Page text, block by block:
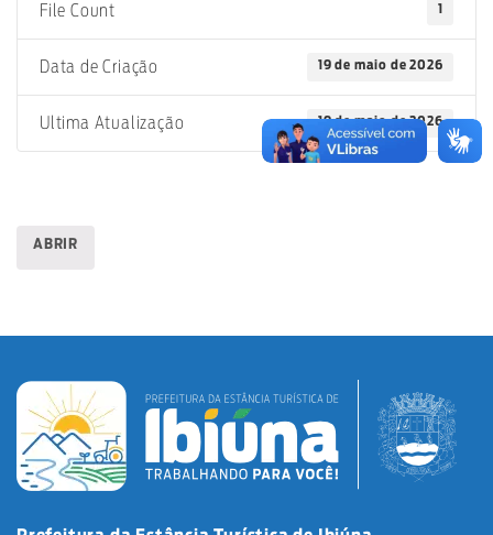
File Count 1
Data de Criação 19 de maio de 2026
Ultima Atualização 19 de maio de 2026
ABRIR